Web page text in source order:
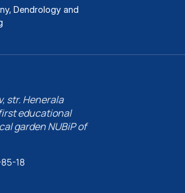
Dendrology and
str. Henerala
educational
garden NUBiP of
18